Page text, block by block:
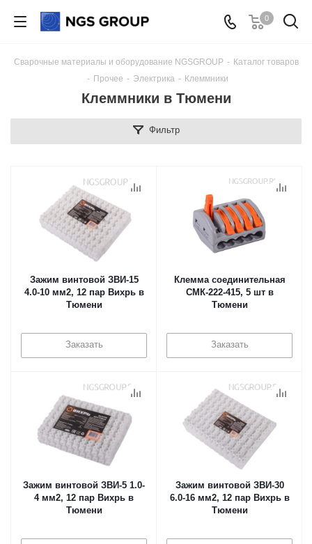
0
Сварочные материалы и оборудование NGSGROUP - Каталог товаров
- Прочее - Электрика - Клеммники
Клеммники в Тюмени
Фильтр
Зажим винтовой ЗВИ-15
4.0-10 мм2, 12 пар Вихрь в
Тюмени
Заказать
Клемма соединительная
СМК-222-415, 5 шт в
Тюмени
Заказать
Зажим винтовой ЗВИ-5 1.0-
4 мм2, 12 пар Вихрь в
Тюмени
Зажим винтовой ЗВИ-30
6.0-16 мм2, 12 пар Вихрь в
Тюмени